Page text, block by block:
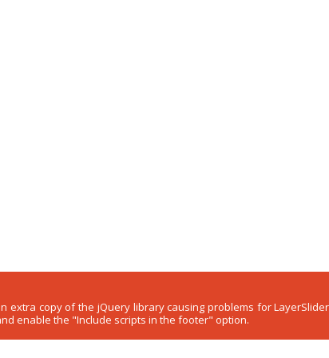
extra copy of the jQuery library causing problems for
enable the "Include scripts in the footer" option.